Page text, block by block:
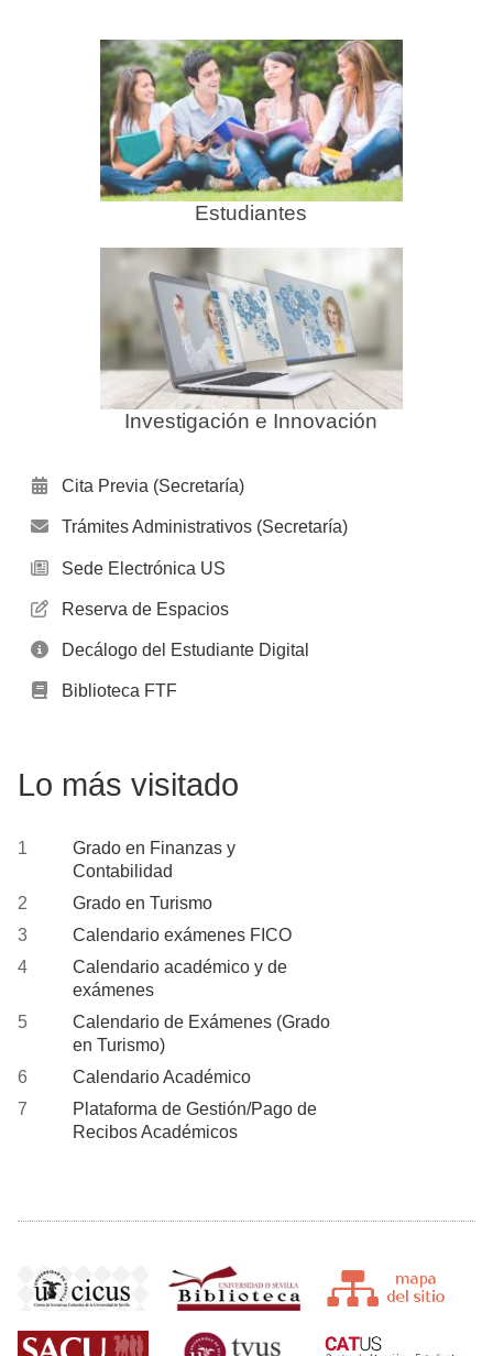
Estudiantes
Investigación e Innovación
Cita Previa (Secretaría)
Trámites Administrativos (Secretaría)
Sede Electrónica US
Reserva de Espacios
Decálogo del Estudiante Digital
Biblioteca FTF
Lo más visitado
Grado en Finanzas y
Contabilidad
Grado en Turismo
Calendario exámenes FICO
Calendario académico y de
exámenes
Calendario de Exámenes (Grado
en Turismo)
Calendario Académico
Plataforma de Gestión/Pago de
Recibos Académicos